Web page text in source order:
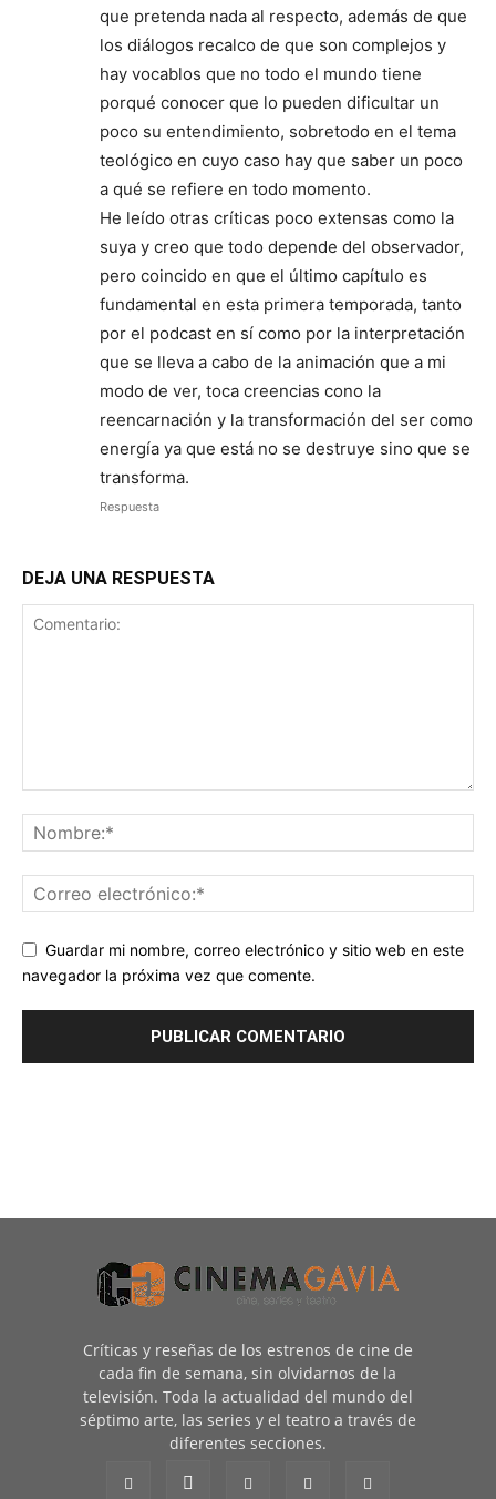
que pretenda nada al respecto, además de que
los diálogos recalco de que son complejos y
hay vocablos que no todo el mundo tiene
porqué conocer que lo pueden dificultar un
poco su entendimiento, sobretodo en el tema
teológico en cuyo caso hay que saber un poco
a qué se refiere en todo momento.
He leído otras críticas poco extensas como la
suya y creo que todo depende del observador,
pero coincido en que el último capítulo es
fundamental en esta primera temporada, tanto
por el podcast en sí como por la interpretación
que se lleva a cabo de la animación que a mi
modo de ver, toca creencias cono la
reencarnación y la transformación del ser como
energía ya que está no se destruye sino que se
transforma.
Respuesta
DEJA UNA RESPUESTA
Guardar mi nombre, correo electrónico y sitio web en este
navegador la próxima vez que comente.
Críticas y reseñas de los estrenos de cine de
cada fin de semana, sin olvidarnos de la
televisión. Toda la actualidad del mundo del
séptimo arte, las series y el teatro a través de
diferentes secciones.